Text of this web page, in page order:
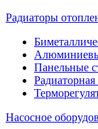
Радиаторы
Панельные
Радиаторная
Насосное